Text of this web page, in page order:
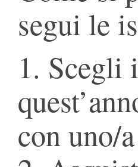
segui le
1. Scegli
con uno/